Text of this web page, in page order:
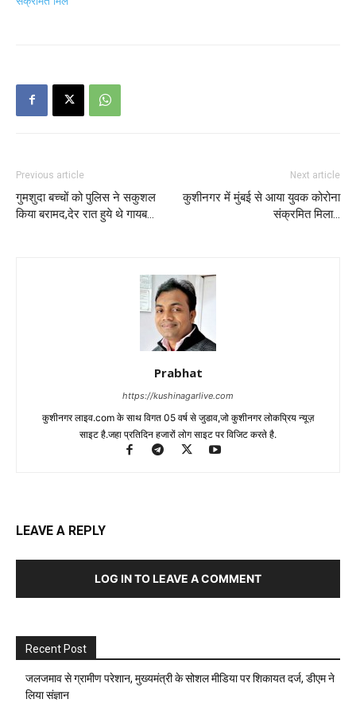
Previous article
गुमशुदा बच्चों को पुलिस ने सकुशल
किया बरामद,देर रात हुये थे गायब…
Next article
कुशीनगर में मुंबई से आया युवक कोरोना
संक्रमित मिला…
Prabhat
https://kushinagarlive.com
कुशीनगर लाइव.com के साथ विगत 05 वर्ष से जुडाव,जो कुशीनगर लोकप्रिय न्यूज़
साइट है.जहा प्रतिदिन हजारों लोग साइट पर विजिट करते है.
LEAVE A REPLY
LOG IN TO LEAVE A COMMENT
Recent Post
जलजमाव से ग्रामीण परेशान, मुख्यमंत्री के सोशल मीडिया पर शिकायत दर्ज, डीएम ने
लिया संज्ञान